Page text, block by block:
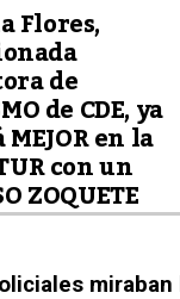
Flores,
de
de CDE, ya
en la
con un
ZOQUETE